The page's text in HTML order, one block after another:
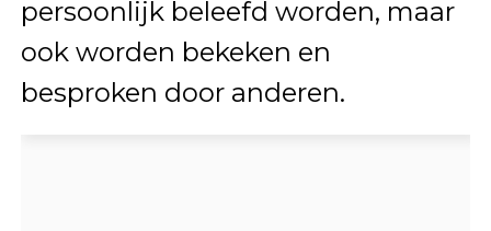
persoonlijk beleefd worden, maar
ook worden bekeken en
besproken door anderen.